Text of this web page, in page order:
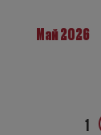
Май 2026
1